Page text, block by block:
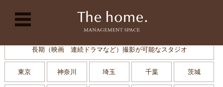
コンテンツに移動
長期（映画 連続ドラマなど）撮影が可能なスタジオ
東京 神奈川 埼玉 千葉 茨城